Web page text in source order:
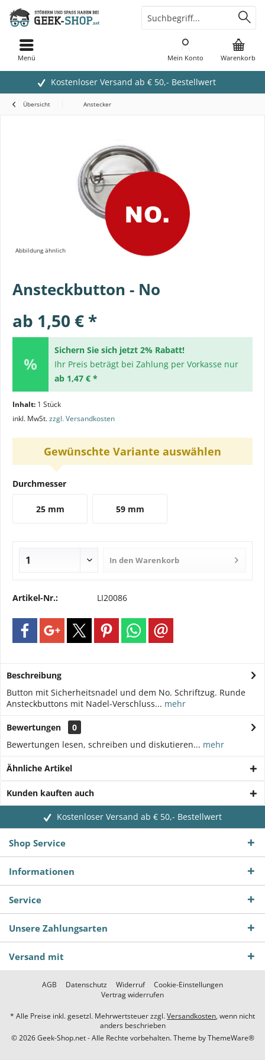
Kostenloser Versand ab € 50,- Bestellwert
Warenkorb
Mein Konto
Menü
Übersicht Anstecker
Abbildung ähnlich
Ansteckbutton - No
ab 1,50 € *
Sichern Sie sich jetzt 2% Rabatt!
Ihr Preis beträgt bei Zahlung per Vorkasse nur
ab 1,47 € *
Inhalt: 1 Stück
inkl. MwSt.zzgl. Versandkosten
Gewünschte Variante auswählen
Durchmesser
25 mm 59 mm
In den Warenkorb
Artikel-Nr.: LI20086
Beschreibung
Button mit Sicherheitsnadel und dem No. Schriftzug. Runde
Ansteckbuttons mit Nadel-Verschluss... mehr
Bewertungen
0
Bewertungen lesen, schreiben und diskutieren... mehr
Ähnliche Artikel
Kunden kauften auch
Kostenloser Versand ab € 50,- Bestellwert
Shop Service
Informationen
Service
Unsere Zahlungsarten
Versand mit
AGB Datenschutz Widerruf
Cookie-Einstellungen
Vertrag widerrufen
* Alle Preise inkl. gesetzl. Mehrwertsteuer zzgl.Versandkosten, wenn nicht
anders beschrieben
© 2026 Geek-Shop.net - Alle Rechte vorbehalten. Theme byThemeWare®